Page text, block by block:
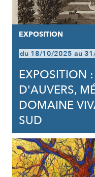
EXPOSITION
du 18/10/2025 au
EXPOSITION
D'AUVERS,
DOMAINE
SUD